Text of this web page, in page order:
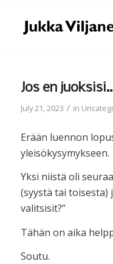
Jos en
July 21, 2023 / in
Erään luennon
yleisökysymykseen.
Yksi niistä oli
(syystä tai toisesta)
valitsisit?”
Tähän on aika
Soutu.